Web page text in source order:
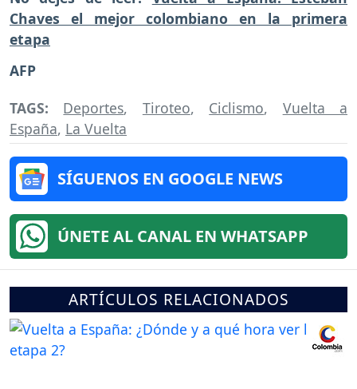
Chaves el mejor colombiano en la primera
etapa
AFP
TAGS: Deportes, Tiroteo, Ciclismo, Vuelta a
España, La Vuelta
SÍGUENOS EN GOOGLE NEWS
ÚNETE AL CANAL EN WHATSAPP
ARTÍCULOS RELACIONADOS